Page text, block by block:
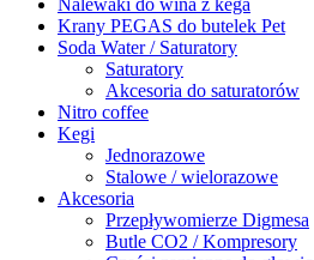
Nalewaki do wina z kega
Krany PEGAS do butelek Pet
Soda Water / Saturatory
Saturatory
Akcesoria do saturatorów
Nitro coffee
Kegi
Jednorazowe
Stalowe / wielorazowe
Akcesoria
Przepływomierze Digmesa
Butle CO2 / Kompresory